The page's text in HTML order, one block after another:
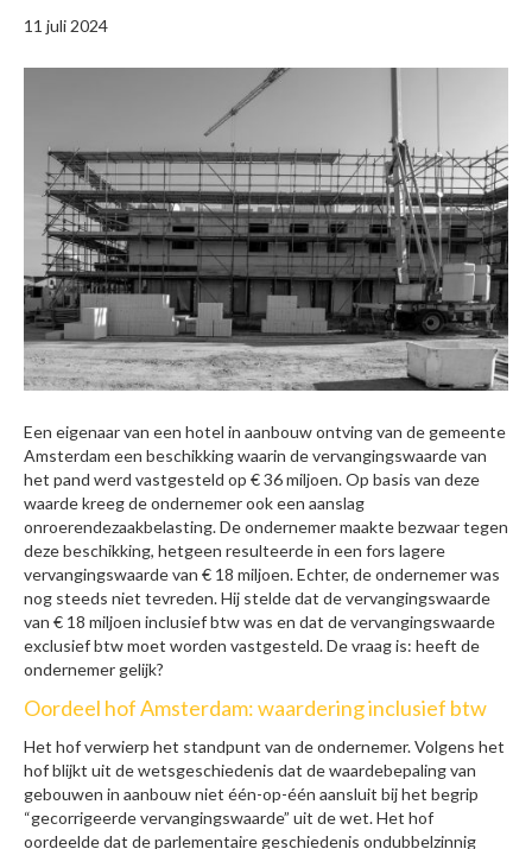
11 juli 2024
Een eigenaar van een hotel in aanbouw ontving van de gemeente
Amsterdam een beschikking waarin de vervangingswaarde van
het pand werd vastgesteld op € 36 miljoen. Op basis van deze
waarde kreeg de ondernemer ook een aanslag
onroerendezaakbelasting. De ondernemer maakte bezwaar tegen
deze beschikking, hetgeen resulteerde in een fors lagere
vervangingswaarde van € 18 miljoen. Echter, de ondernemer was
nog steeds niet tevreden. Hij stelde dat de vervangingswaarde
van € 18 miljoen inclusief btw was en dat de vervangingswaarde
exclusief btw moet worden vastgesteld. De vraag is: heeft de
ondernemer gelijk?
Oordeel hof Amsterdam: waardering inclusief btw
Het hof verwierp het standpunt van de ondernemer. Volgens het
hof blijkt uit de wetsgeschiedenis dat de waardebepaling van
gebouwen in aanbouw niet één-op-één aansluit bij het begrip
“gecorrigeerde vervangingswaarde” uit de wet. Het hof
oordeelde dat de parlementaire geschiedenis ondubbelzinnig